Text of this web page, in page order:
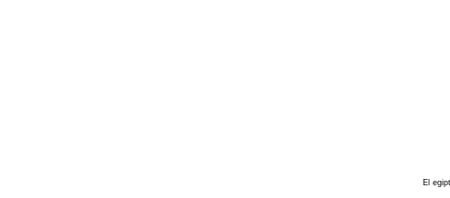
El